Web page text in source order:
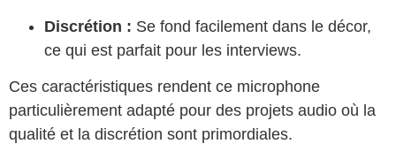
Discrétion : Se fond facilement dans le décor,
ce qui est parfait pour les interviews.
Ces caractéristiques rendent ce microphone
particulièrement adapté pour des projets audio où la
qualité et la discrétion sont primordiales.